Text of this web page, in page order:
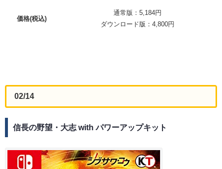
価格(税込)
通常版：5,184円
ダウンロード版：4,800円
02/14
信長の野望・大志 with パワーアップキット